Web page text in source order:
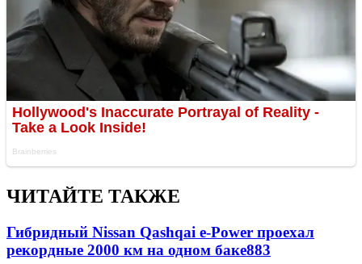
ЧИТАЙТЕ ТАКЖЕ
Гибридный Nissan Qashqai e-Power проехал
рекордные 2000 км на одном баке883